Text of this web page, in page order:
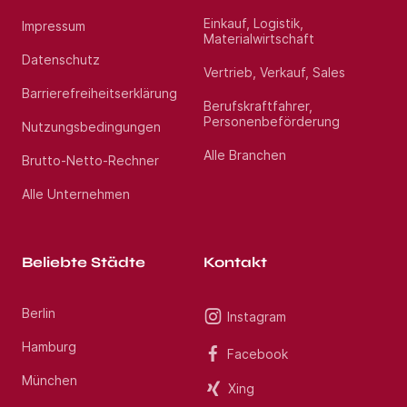
Impressum
Datenschutz
Barrierefreiheitserklärung
Nutzungsbedingungen
Brutto-Netto-Rechner
Alle Unternehmen
Einkauf, Logistik,
Materialwirtschaft
Vertrieb, Verkauf, Sales
Berufskraftfahrer,
Personenbeförderung
Alle Branchen
Beliebte Städte
Berlin
Hamburg
München
Kontakt
Instagram
Facebook
Xing